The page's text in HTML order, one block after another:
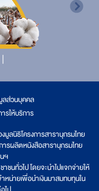
ลส่วนบุคคล
รให้บริการ
มูลนิธิโครงการสารานุกรมไทย
ารผลิตหนังสือสารานุกรมไทย
ฯ
าชนทั่วไป โดยจะนำไปแจกจ่ายให้
หน่ายเพื่อนำเงินมาสมทบทุนใน